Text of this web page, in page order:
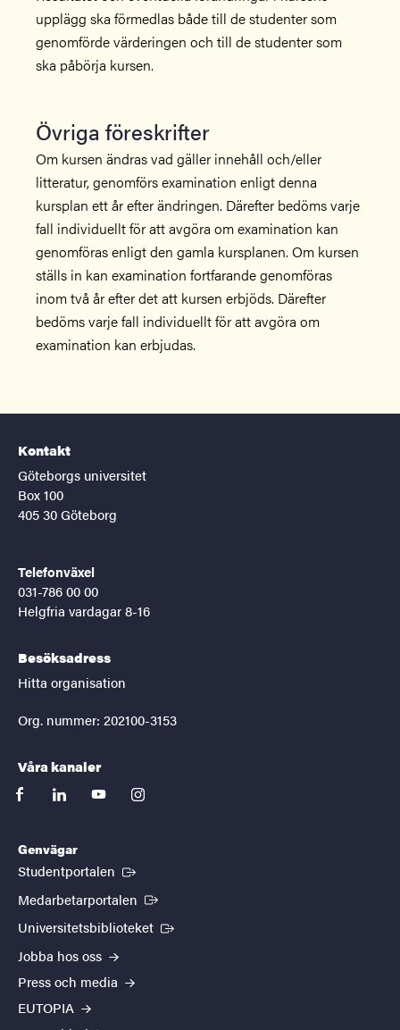
upplägg ska förmedlas både till de studenter som
genomförde värderingen och till de studenter som
ska påbörja kursen.
Övriga föreskrifter
Om kursen ändras vad gäller innehåll och/eller
litteratur, genomförs examination enligt denna
kursplan ett år efter ändringen. Därefter bedöms varje
fall individuellt för att avgöra om examination kan
genomföras enligt den gamla kursplanen. Om kursen
ställs in kan examination fortfarande genomföras
inom två år efter det att kursen erbjöds. Därefter
bedöms varje fall individuellt för att avgöra om
examination kan erbjudas.
Kontakt
Göteborgs universitet
Box 100
405 30 Göteborg
Telefonväxel
031-786 00 00
Helgfria vardagar 8-16
Besöksadress
Hitta organisation
Org. nummer: 202100-3153
Våra kanaler
facebooklinkedinyoutubeinstagram
Genvägar
Studentportalen (Extern länk)
Medarbetarportalen (Extern länk)
Universitetsbiblioteket (Extern länk)
Jobba hos oss
Press och media
EUTOPIA